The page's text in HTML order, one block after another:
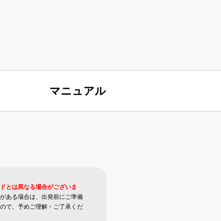
マニュアル
とは異なる場合がございま
ある場合は、出発前にご準備
で、予めご理解・ご了承くだ